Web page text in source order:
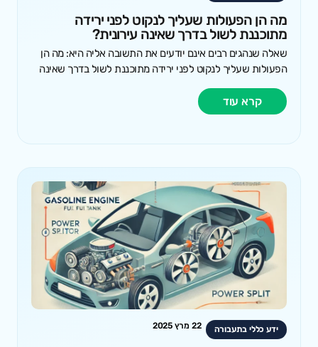
מה הן הפעולות שעליך לנקוט לפני ירידה
מתוכננת לשול בדרך שאינה עירונית?
שאלה שנהגים רבים אינם יודעים את התשובה אליה היא: מה הן
הפעולות שעליך לנקוט לפני ירידה מתוכננת לשול בדרך שאינה
קרא עוד
ידע כללי בתעבורה 22 מרץ 2025